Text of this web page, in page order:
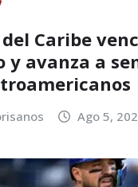
Caribe
y avanza a
Ago 5,